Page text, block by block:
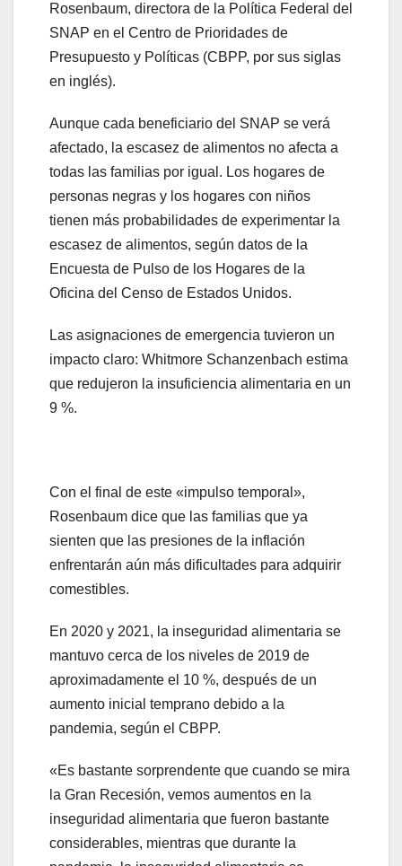
Rosenbaum, directora de la Política Federal del
SNAP en el Centro de Prioridades de
Presupuesto y Políticas (CBPP, por sus siglas
en inglés).
Aunque cada beneficiario del SNAP se verá
afectado, la escasez de alimentos no afecta a
todas las familias por igual. Los hogares de
personas negras y los hogares con niños
tienen más probabilidades de experimentar la
escasez de alimentos, según datos de la
Encuesta de Pulso de los Hogares de la
Oficina del Censo de Estados Unidos.
Las asignaciones de emergencia tuvieron un
impacto claro: Whitmore Schanzenbach estima
que redujeron la insuficiencia alimentaria en un
9 %.
Con el final de este «impulso temporal»,
Rosenbaum dice que las familias que ya
sienten que las presiones de la inflación
enfrentarán aún más dificultades para adquirir
comestibles.
En 2020 y 2021, la inseguridad alimentaria se
mantuvo cerca de los niveles de 2019 de
aproximadamente el 10 %, después de un
aumento inicial temprano debido a la
pandemia, según el CBPP.
«Es bastante sorprendente que cuando se mira
la Gran Recesión, vemos aumentos en la
inseguridad alimentaria que fueron bastante
considerables, mientras que durante la